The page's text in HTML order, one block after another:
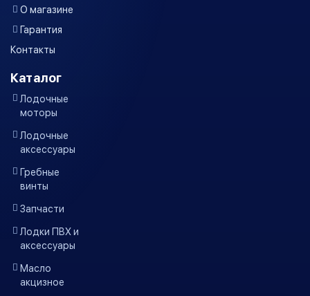
О магазине
Гарантия
Контакты
Каталог
Лодочные
моторы
Лодочные
аксессуары
Гребные
винты
Запчасти
Лодки ПВХ и
аксессуары
Масло
акцизное